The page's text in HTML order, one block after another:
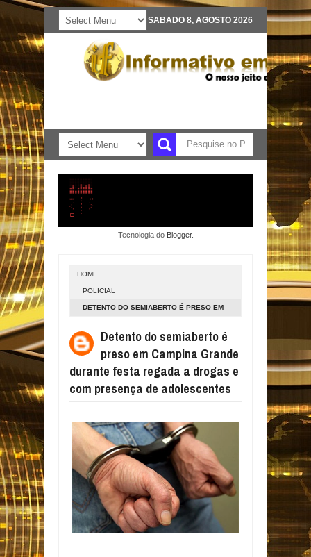
SABADO 8, AGOSTO 2026
Tecnologia do Blogger.
HOME
POLICIAL
DETENTO DO SEMIABERTO É PRESO EM
REGADA A DROGAS E COM PRESENÇA DE
ADOLESCENTES
Detento do semiaberto é
preso em Campina Grande
durante festa regada a drogas e
com presença de adolescentes